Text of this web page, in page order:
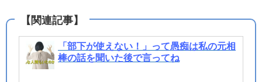
「部下が使えない！」って愚痴は私の元相
棒の話を聞いた後で言ってね